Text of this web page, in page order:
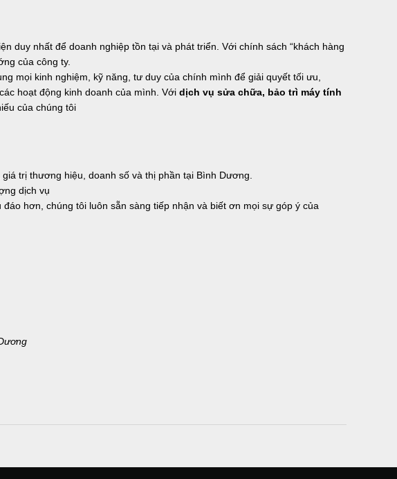
duy nhất để doanh nghiệp tồn tại và phát triển. Với chính sách “khách hàng
của công ty.
mọi kinh nghiệm, kỹ năng, tư duy của chính mình để giải quyết tối ưu,
hoạt động kinh doanh của mình. Với dịch vụ sửa chữa, bảo trì máy tính
của chúng tôi
trị thương hiệu, doanh số và thị phần tại Bình Dương.
dịch vụ
hơn, chúng tôi luôn sẵn sàng tiếp nhận và biết ơn mọi sự góp ý của